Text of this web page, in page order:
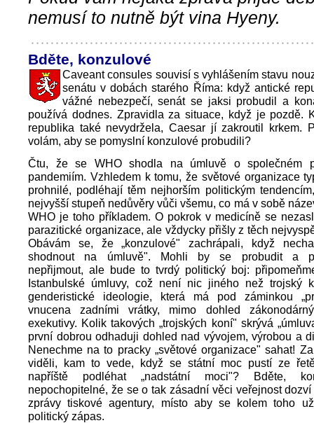
nemusí to nutně být vina Hyeny.
Bděte, konzulové
Caveant consules souvisí s vyhlášením stavu
senátu v dobách starého Říma: když antické
vážné nebezpečí, senát se jaksi probudil a
používá dodnes. Zpravidla za situace, když je pozdě.
republika také nevydržela, Caesar jí zakroutil krkem.
volám, aby se pomyslní konzulové probudili?
Čtu, že se WHO shodla na úmluvě o společném
pandemiím. Vzhledem k tomu, že světové organizace
prohnilé, podléhají těm nejhorším politickým
nejvyšší stupeň nedůvěry vůči všemu, co má v sobě
WHO je toho příkladem. O pokrok v medicíně se
parazitické organizace, ale vždycky přišly z těch
Obávám se, že „konzulové" zachrápali, když
shodnout na úmluvě". Mohli by se probudit a
nepřijmout, ale bude to tvrdý politický boj:
Istanbulské úmluvy, což není nic jiného než trojský
genderistické ideologie, která má pod záminkou
vnucena zadními vrátky, mimo dohled
exekutivy. Kolik takových „trojských koní" skrývá
první dobrou odhaduji dohled nad vývojem, výrobou a
Nenechme na to pracky „světové organizace" sahat!
viděli, kam to vede, když se státní moc pustí ze
napříště podléhat „nadstátní moci"? Bděte,
nepochopitelné, že se o tak zásadní věci veřejnost
zprávy tiskové agentury, místo aby se kolem toho
politický zápas.